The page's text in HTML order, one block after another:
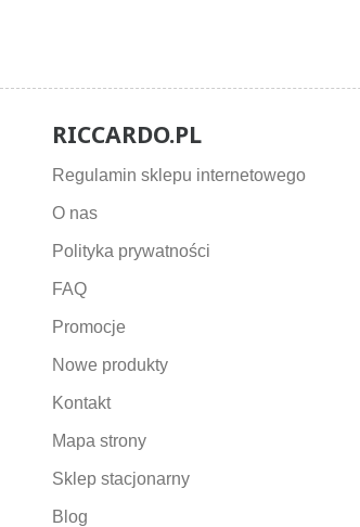
RICCARDO.PL
Regulamin sklepu internetowego
O nas
Polityka prywatności
FAQ
Promocje
Nowe produkty
Kontakt
Mapa strony
Sklep stacjonarny
Blog